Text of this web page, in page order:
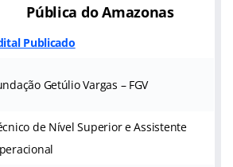
Pública do Amazonas
Publicado
Getúlio Vargas – FGV
de Nível Superior e Assistente